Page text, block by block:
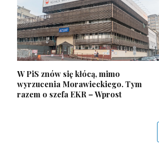
W PiS znów się kłócą, mimo
wyrzucenia Morawieckiego. Tym
razem o szefa EKR – Wprost